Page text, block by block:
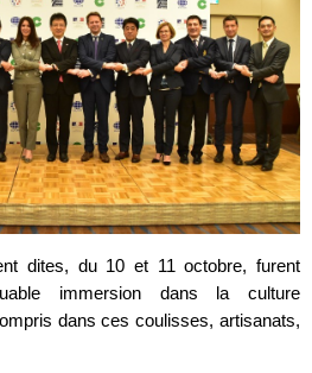
dites, du 10 et 11 octobre, furent
immersion dans la culture
dans ces coulisses, artisanats,